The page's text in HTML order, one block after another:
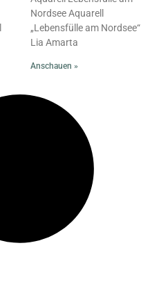
Nordsee Aquarell
„Lebensfülle am Nordsee“
Lia Amarta
Anschauen »